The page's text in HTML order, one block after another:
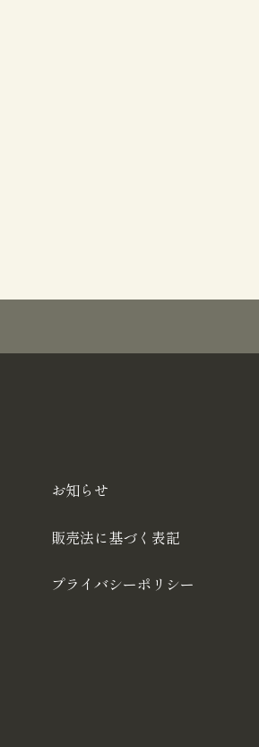
お知らせ
販売法に基づく表記
プライバシーポリシー